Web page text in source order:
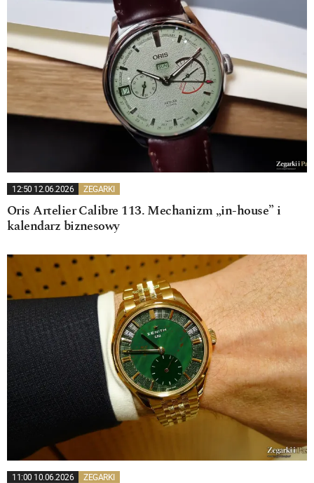
12:50 12.06.2026 ZEGARKI
Oris Artelier Calibre 113. Mechanizm „in-house” i
kalendarz biznesowy
11:00 10.06.2026 ZEGARKI